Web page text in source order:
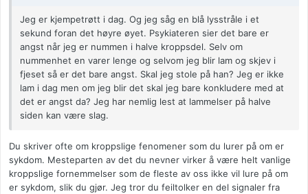
Jeg er kjempetrøtt i dag. Og jeg såg en blå lysstråle i et
sekund foran det høyre øyet. Psykiateren sier det bare er
angst når jeg er nummen i halve kroppsdel. Selv om
nummenhet en varer lenge og selvom jeg blir lam og skjev i
fjeset så er det bare angst. Skal jeg stole på han? Jeg er ikke
lam i dag men om jeg blir det skal jeg bare konkludere med at
det er angst da? Jeg har nemlig lest at lammelser på halve
siden kan være slag.
Du skriver ofte om kroppslige fenomener som du lurer på om er
sykdom. Mesteparten av det du nevner virker å være helt vanlige
kroppslige fornemmelser som de fleste av oss ikke vil lure på om
er sykdom, slik du gjør. Jeg tror du feiltolker en del signaler fra